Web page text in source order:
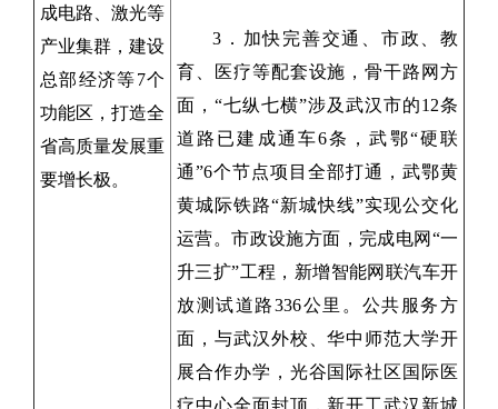
成电路、激光等
产业集群，建设
总部经济等7个
功能区，打造全
省高质量发展重
要增长极。
3．加快完善交通、市政、教
育、医疗等配套设施，骨干路网方
面，“七纵七横”涉及武汉市的12条
道路已建成通车6条，武鄂“硬联
通”6个节点项目全部打通，武鄂黄
黄城际铁路“新城快线”实现公交化
运营。市政设施方面，完成电网“一
升三扩”工程，新增智能网联汽车开
放测试道路336公里。公共服务方
面，与武汉外校、华中师范大学开
展合作办学，光谷国际社区国际医